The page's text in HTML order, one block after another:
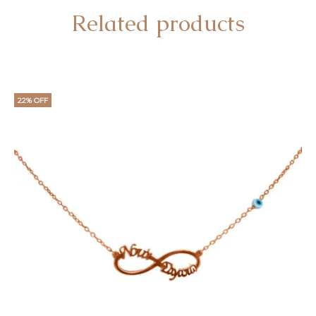
Related products
22% OFF